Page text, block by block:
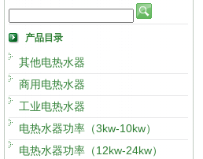
产品目录
其他电热水器
商用电热水器
工业电热水器
电热水器功率（3kw-10kw）
电热水器功率（12kw-24kw）